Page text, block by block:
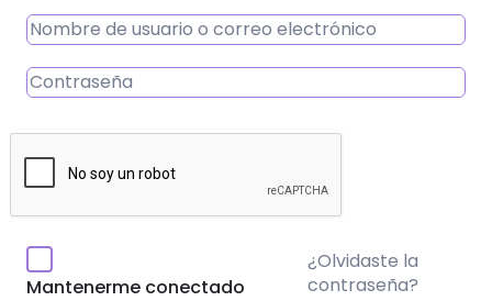
Mantenerme conectado
¿Olvidaste la
contraseña?